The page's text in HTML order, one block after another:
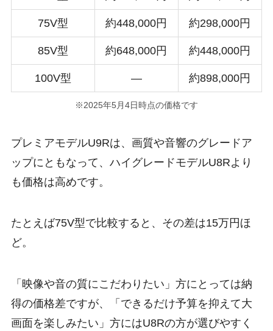
75V型 約448,000円 約298,000円
85V型 約648,000円 約448,000円
100V型 ― 約898,000円
※2025年5月4日時点の価格です
プレミアモデルU9Rは、画質や音響のグレードア
ップにともなって、ハイグレードモデルU8Rより
も価格は高めです。
たとえば75V型で比較すると、その差は15万円ほ
ど。
「映像や音の質にこだわりたい」方にとっては納
得の価格差ですが、「できるだけ予算を抑えて大
画面を楽しみたい」方にはU8Rの方が選びやすく